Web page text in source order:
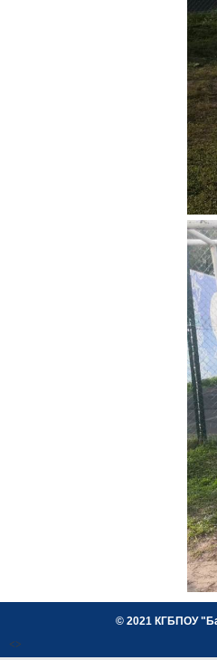
© 2021 КГБПОУ
<>